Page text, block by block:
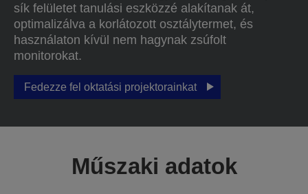
sík felületet tanulási eszközzé alakítanak át,
optimalizálva a korlátozott osztálytermet, és
használaton kívül nem hagynak zsúfolt
monitorokat.
Fedezze fel oktatási projektorainkat
Műszaki adatok